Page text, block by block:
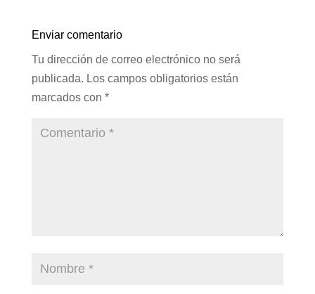
Enviar comentario
Tu dirección de correo electrónico no será
publicada. Los campos obligatorios están
marcados con *